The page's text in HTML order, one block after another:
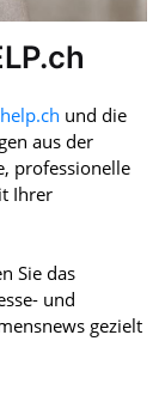
und die
aus der
professionelle
Ihrer
Sie das
und
gezielt